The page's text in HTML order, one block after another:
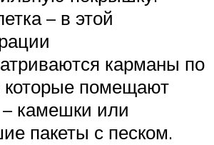
– в этой
карманы по
которые помещают
камешки или
пакеты с песком.